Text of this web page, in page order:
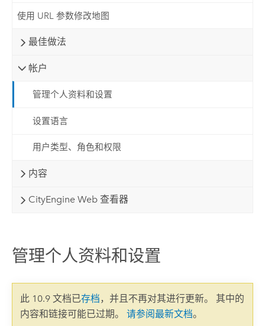
使用 URL 参数修改地图
最佳做法
帐户
管理个人资料和设置
设置语言
用户类型、角色和权限
内容
CityEngine Web 查看器
管理个人资料和设置
此 10.9 文档已存档，并且不再对其进行更新。 其中的
内容和链接可能已过期。 请参阅最新文档。